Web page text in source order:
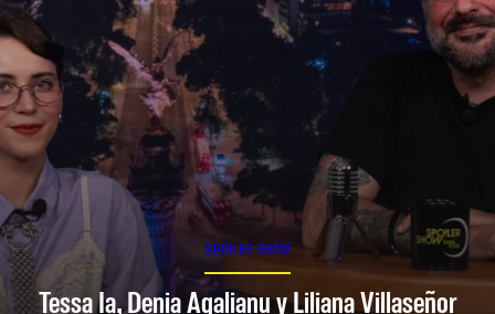
SPOILER SHOW
Tessa Ia, Denia Agalianu y Liliana Villaseñor